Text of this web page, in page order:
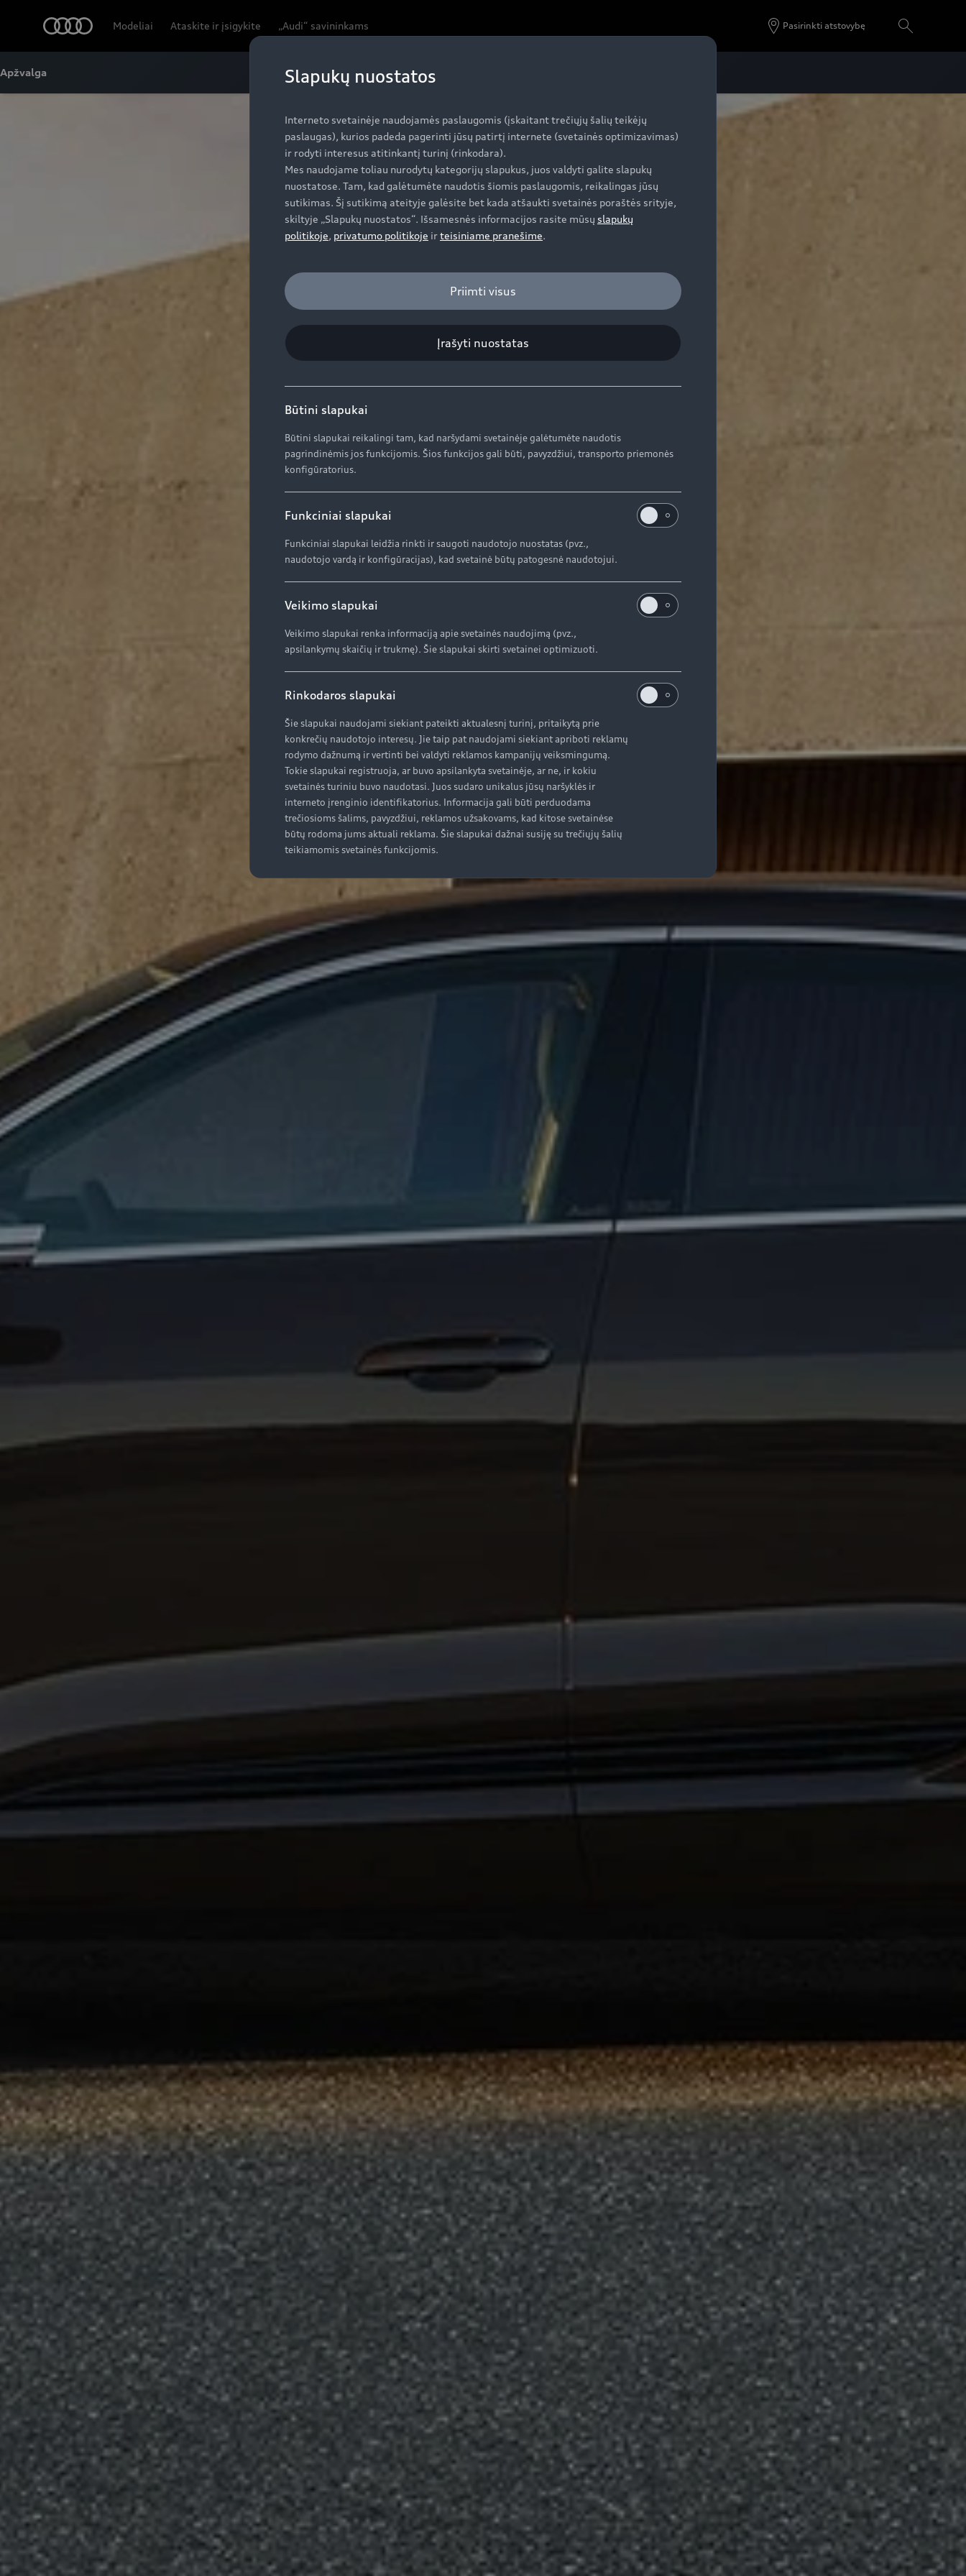
Modeliai Ataskite ir įsigykite „Audi“ savininkams Pasirinkti atstovybę
Apžvalga Slapukų nuostatos
Interneto svetainėje naudojamės paslaugomis (įskaitant trečiųjų šalių teikėjų
paslaugas), kurios padeda pagerinti jūsų patirtį internete (svetainės optimizavimas)
ir rodyti interesus atitinkantį turinį (rinkodara).
Mes naudojame toliau nurodytų kategorijų slapukus, juos valdyti galite slapukų
nuostatose. Tam, kad galėtumėte naudotis šiomis paslaugomis, reikalingas jūsų
sutikimas. Šį sutikimą ateityje galėsite bet kada atšaukti svetainės poraštės srityje,
skiltyje „Slapukų nuostatos“. Išsamesnės informacijos rasite mūsų slapukų
politikoje, privatumo politikoje irteisiniame pranešime.
Priimti visus
Įrašyti nuostatas
Būtini slapukai
Būtini slapukai reikalingi tam, kad naršydami svetainėje galėtumėte naudotis
pagrindinėmis jos funkcijomis. Šios funkcijos gali būti, pavyzdžiui, transporto priemonės
konfigūratorius.
Funkciniai slapukai
Funkciniai slapukai leidžia rinkti ir saugoti naudotojo nuostatas (pvz.,
naudotojo vardą ir konfigūracijas), kad svetainė būtų patogesnė naudotojui.
Veikimo slapukai
Veikimo slapukai renka informaciją apie svetainės naudojimą (pvz.,
apsilankymų skaičių ir trukmę). Šie slapukai skirti svetainei optimizuoti.
Rinkodaros slapukai
Šie slapukai naudojami siekiant pateikti aktualesnį turinį, pritaikytą prie
konkrečių naudotojo interesų. Jie taip pat naudojami siekiant apriboti reklamų
rodymo dažnumą ir vertinti bei valdyti reklamos kampanijų veiksmingumą.
Tokie slapukai registruoja, ar buvo apsilankyta svetainėje, ar ne, ir kokiu
svetainės turiniu buvo naudotasi. Juos sudaro unikalus jūsų naršyklės ir
interneto įrenginio identifikatorius. Informacija gali būti perduodama
trečiosioms šalims, pavyzdžiui, reklamos užsakovams, kad kitose svetainėse
būtų rodoma jums aktuali reklama. Šie slapukai dažnai susiję su trečiųjų šalių
teikiamomis svetainės funkcijomis.